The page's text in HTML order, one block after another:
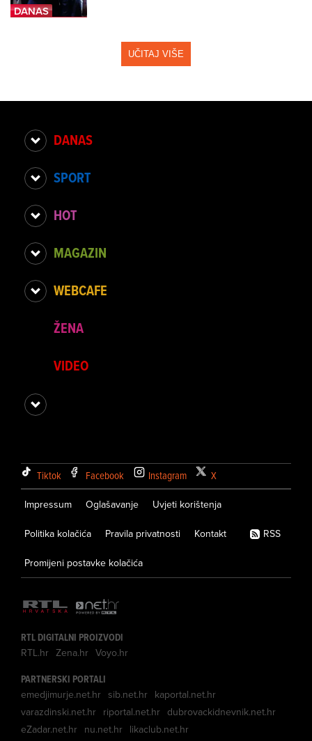
UČITAJ VIŠE
DANAS
SPORT
HOT
MAGAZIN
WEBCAFE
ŽENA
VIDEO
Tiktok Facebook Instagram X
Impressum Oglašavanje Uvjeti korištenja
Politika kolačića Pravila privatnosti Kontakt
Promijeni postavke kolačića
RSS
RTL DIGITALNI PROIZVODI
RTL.hr Zena.hr Voyo.hr
PARTNERSKI PORTALI
emedjimurje.net.hr sib.net.hr kaportal.net.hr
varazdinski.net.hr riportal.net.hr dubrovackidnevnik.net.hr
eZadar.net.hr nu.net.hr likaclub.net.hr